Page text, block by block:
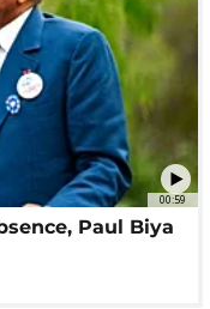
00:59
Paul Biya